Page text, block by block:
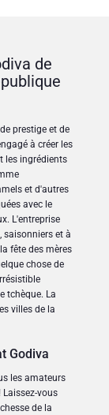
de
prestige et de
à créer les
les ingrédients
et d'autres
avec le
L'entreprise
saisonniers et à
fête des mères
chose de
tchèque. La
villes de la
Godiva
les amateurs
vous
de la